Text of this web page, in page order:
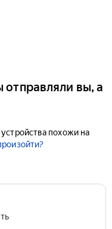
отправляли вы, а
похожи на